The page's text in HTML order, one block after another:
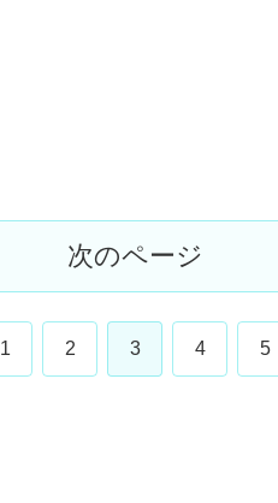
次のページ
1 2 3 4 5